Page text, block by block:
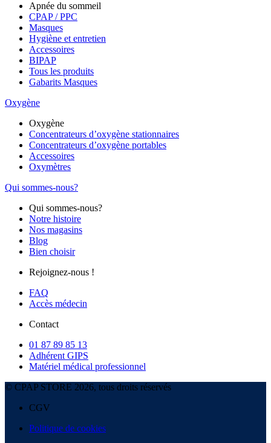
Apnée du sommeil
CPAP / PPC
Masques
Hygiène et entretien
Accessoires
BIPAP
Tous les produits
Gabarits Masques
Oxygène
Oxygène
Concentrateurs d’oxygène stationnaires
Concentrateurs d’oxygène portables
Accessoires
Oxymètres
Qui sommes-nous?
Qui sommes-nous?
Notre histoire
Nos magasins
Blog
Bien choisir
Rejoignez-nous !
FAQ
Accès médecin
Contact
01 87 89 85 13
Adhérent GIPS
Matériel médical professionnel
© CPAP STORE 2026, tous droits réservés
CGV
Politique de cookies